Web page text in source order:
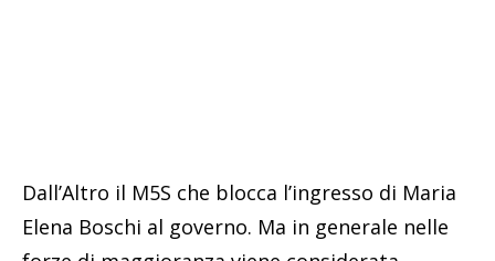
Dall’Altro il M5S che blocca l’ingresso di Maria
Elena Boschi al governo. Ma in generale nelle